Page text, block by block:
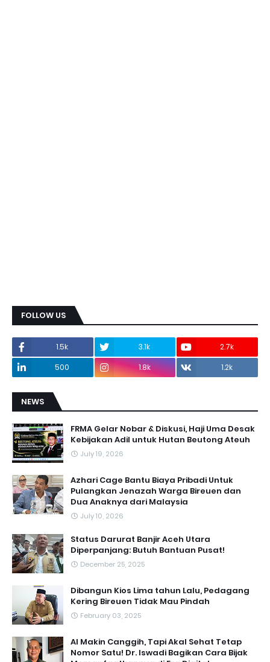
FOLLOW US
1.5k 3.1k
2.7k
500
1.8k 1.2k
NEWS
FRMA Gelar Nobar & Diskusi, Haji Uma Desak
Kebijakan Adil untuk Hutan Beutong Ateuh
July 19, 2026
Azhari Cage Bantu Biaya Pribadi Untuk
Pulangkan Jenazah Warga Bireuen dan
Dua Anaknya dari Malaysia
July 10, 2026
Status Darurat Banjir Aceh Utara
Diperpanjang: Butuh Bantuan Pusat!
December 25, 2025
Dibangun Kios Lima tahun Lalu, Pedagang
Kering Bireuen Tidak Mau Pindah
February 03, 2025
AI Makin Canggih, Tapi Akal Sehat Tetap
Nomor Satu! Dr. Iswadi Bagikan Cara Bijak